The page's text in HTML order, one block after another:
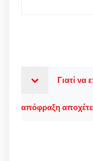
Γιατί να
απόφραξη